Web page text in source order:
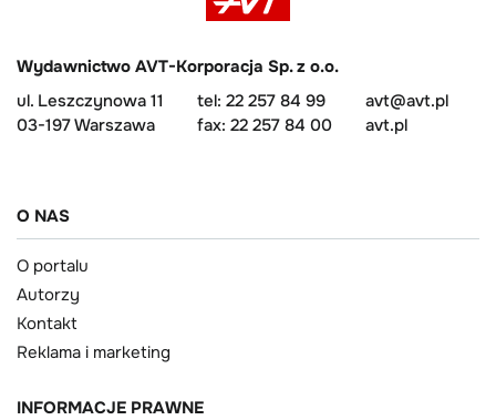
Wydawnictwo AVT-Korporacja Sp. z o.o.
ul. Leszczynowa 11
03-197 Warszawa
tel: 22 257 84 99
fax: 22 257 84 00
avt@avt.pl
avt.pl
O NAS
O portalu
Autorzy
Kontakt
Reklama i marketing
INFORMACJE PRAWNE